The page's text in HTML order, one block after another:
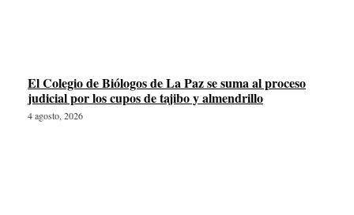
El Colegio de Biólogos de La Paz se suma al proceso
judicial por los cupos de tajibo y almendrillo
4 agosto, 2026